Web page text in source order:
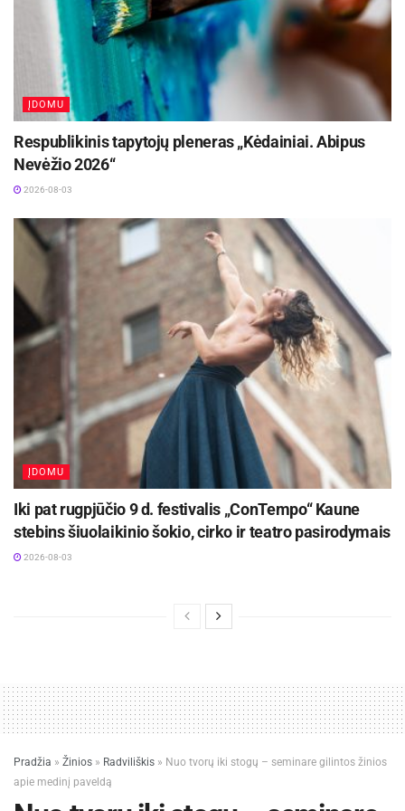
ĮDOMU
Respublikinis tapytojų pleneras „Kėdainiai. Abipus
Nevėžio 2026“
2026-08-03
ĮDOMU
Iki pat rugpjūčio 9 d. festivalis „ConTempo“ Kaune
stebins šiuolaikinio šokio, cirko ir teatro pasirodymais
2026-08-03
Pradžia » Žinios » Radviliškis » Nuo tvorų iki stogų – seminare gilintos žinios
apie medinį paveldą